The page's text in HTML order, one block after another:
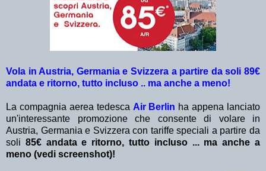
Vola in Austria, Germania e Svizzera a partire da soli 89€
andata e ritorno, tutto incluso .. ma anche a meno!
La compagnia aerea tedesca Air Berlin ha appena lanciato
un'interessante promozione che consente di volare in
Austria, Germania e Svizzera con tariffe speciali a partire da
soli 85€ andata e ritorno, tutto incluso ... ma anche a
meno (vedi screenshot)!